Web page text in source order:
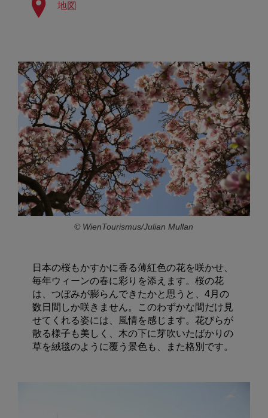
地図
© WienTourismus/Julian Mullan
日本の桜もかすかに香る薄紅色の花を咲かせ、
毎年ウィーンの春に彩りを添えます。桜の花
は、つぼみが膨らんできたかと思うと、4月の
数日間しか咲きません。このわずかな間だけ見
せてくれる姿には、風情を感じます。花びらが
散る様子も美しく、木の下に芽吹いたばかりの
草を絨毯のように覆う景色も、また格別です。